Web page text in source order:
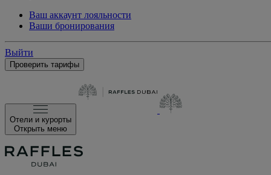
Ваш аккаунт лояльности
Ваши бронирования
Выйти
Проверить тарифы
Отели и курорты
Открыть меню